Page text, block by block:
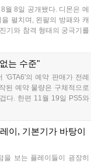
월 8일 공개됐다. 디몬은 메
펼치며, 왼팔의 방패와 캐
기와 참격 형태의 궁극기를
용하는 특징이 있다. 디몬
는 수준"
'GTA6'의 예약 판매가 전례
된 예약 물량은 구체적으로
다. 한편 11월 19일 PS5와
스타 게임즈는 한국 시각
이, 기본기가 바탕이
보는 플레이들이 굉장히